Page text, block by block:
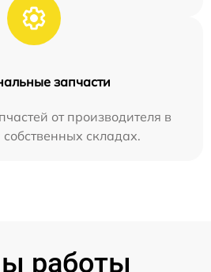
запчасти
от производителя в
складах.
работы